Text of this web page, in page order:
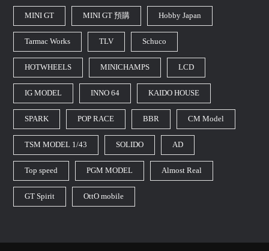
MINI GT MINI GT 預購 Hobby Japan
Tarmac Works TLV Schuco
HOTWHEELS MINICHAMPS LCD
IG MODEL INNO 64 KAIDO HOUSE
SPARK POP RACE BBR CM Model
TSM MODEL 1/43 SOLIDO AD
Top speed PGM MODEL Almost Real
GT Spirit OttO mobile